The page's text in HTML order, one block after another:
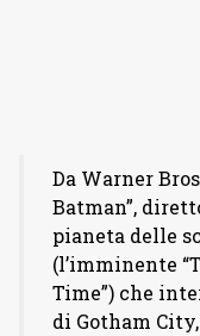
Da Warner
Batman”,
pianeta delle
(l’imminente
Time”) che
di Gotham